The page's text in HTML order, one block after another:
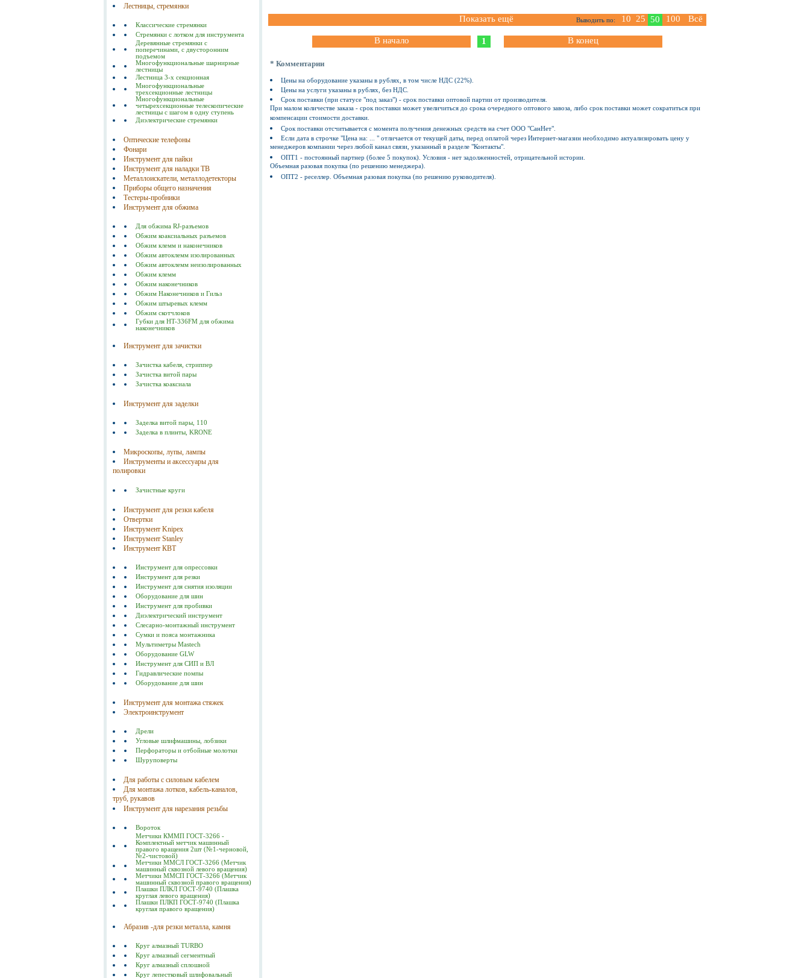
Лестницы, стремянки
Классические стремянки
Стремянки с лотком для инструмента
Деревянные стремянки с
поперечинами, с двусторонним
подъемом
Многофункциональные шарнирные
лестницы
Лестница 3-х секционная
Многофункциональные
трехсекционные лестницы
Многофункциональные
четырехсекционные телескопические
лестницы с шагом в одну ступень
Диэлектрические стремянки
Оптические телефоны
Фонари
Инструмент для пайки
Инструмент для наладки ТВ
Металлоискатели, металлодетекторы
Приборы общего назначения
Тестеры-пробники
Инструмент для обжима
Для обжима RJ-разъемов
Обжим коаксиальных разъемов
Обжим клемм и наконечников
Обжим автоклемм изолированных
Обжим автоклемм неизолированных
Обжим клемм
Обжим наконечников
Обжим Наконечников и Гильз
Обжим штыревых клемм
Обжим скотчлоков
Губки для HT-336FM для обжима
наконечников
Инструмент для зачистки
Зачистка кабеля, стриппер
Зачистка витой пары
Зачистка коаксиала
Инструмент для заделки
Заделка витой пары, 110
Заделка в плинты, KRONE
Микроскопы, лупы, лампы
Инструменты и аксессуары для
полировки
Зачистные круги
Инструмент для резки кабеля
Отвертки
Инструмент Knipex
Инструмент Stanley
Инструмент КВТ
Инструмент для опрессовки
Инструмент для резки
Инструмент для снятия изоляции
Оборудование для шин
Инструмент для пробивки
Диэлектрический инструмент
Слесарно-монтажный инструмент
Сумки и пояса монтажника
Мультиметры Mastech
Оборудование GLW
Инструмент для СИП и ВЛ
Гидравлические помпы
Оборудование для шин
Инструмент для монтажа стяжек
Электроинструмент
Дрели
Угловые шлифмашины, лобзики
Перфораторы и отбойные молотки
Шуруповерты
Для работы с силовым кабелем
Для монтажа лотков, кабель-каналов,
труб, рукавов
Инструмент для нарезания резьбы
Вороток
Метчики КММП ГОСТ-3266 -
Комплектный метчик машинный
правого вращения 2шт (№1-черновой,
№2-чистовой)
Метчики ММСЛ ГОСТ-3266 (Метчик
машинный сквозной левого вращения)
Метчики ММСП ГОСТ-3266 (Метчик
машинный сквозной правого вращения)
Плашки ПЛКЛ ГОСТ-9740 (Плашка
круглая левого вращения)
Плашки ПЛКП ГОСТ-9740 (Плашка
круглая правого вращения)
Абразив -для резки металла, камня
Круг алмазный TURBO
Круг алмазный сегментный
Круг алмазный сплошной
Круг лепестковый шлифовальный
Показать ещё Выводить по: 10 25 50 100 Всё
В начало 1 В конец
* Комментарии
Цены на оборудование указаны в рублях, в том числе НДС (22%).
Цены на услуги указаны в рублях, без НДС.
Срок поставки (при статусе "под заказ") - срок поставки оптовой партии от производителя.
При малом количестве заказа - срок поставки может увеличиться до срока очередного оптового завоза, либо срок поставки может сократиться при
компенсации стоимости доставки.
Срок поставки отсчитывается с момента получения денежных средств на счет ООО "СанНет".
Если дата в строчке "Цена на: ... " отличается от текущей даты, перед оплатой через Интернет-магазин необходимо актуализировать цену у
менеджеров компании через любой канал связи, указанный в разделе "Контакты".
ОПТ1 - постоянный партнер (более 5 покупок). Условия - нет задолженностей, отрицательной истории.
Объемная разовая покупка (по решению менеджера).
ОПТ2 - реселлер. Объемная разовая покупка (по решению руководителя).